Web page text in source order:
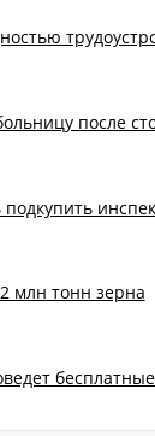
после
млн тонн зерна